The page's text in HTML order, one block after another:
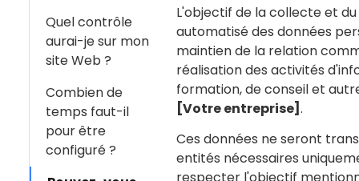
Quel contrôle
aurai-je sur mon
site Web ?
Combien de
temps faut-il
pour être
configuré ?
L'objectif de la collecte et
automatisé des données
maintien de la relation
réalisation des activités
formation, de conseil et
[Votre entreprise] .
Ces données ne seront
entités nécessaires